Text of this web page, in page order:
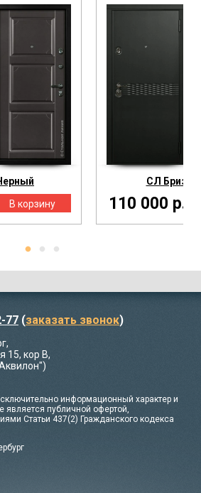
СЛ Бриз
110 000 р.
77 (заказать звонок)
15, кор В,
информационный характер и
является публичной офертой,
Статьи 437(2) Гражданского кодекса